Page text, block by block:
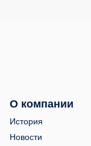
О компании
История
Новости